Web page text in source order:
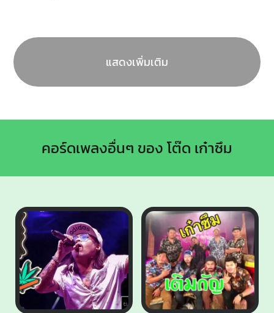
แสดงเพิ่มเติม
คอร์ดเพลงอื่นๆ ของ โต๊ด เก๋าซึม